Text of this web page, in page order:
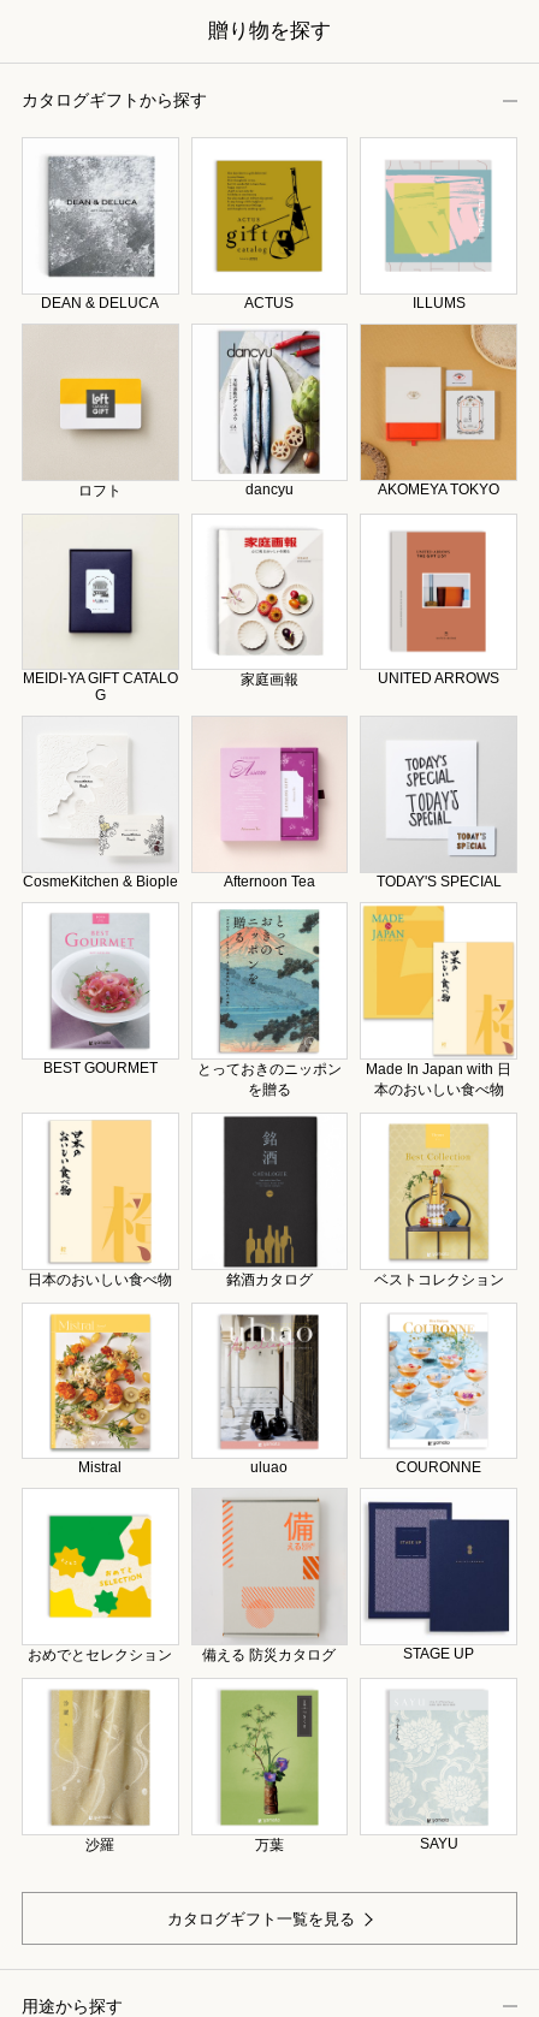
贈り物を探す
カタログギフトから探す
DEAN & DELUCA ACTUS ILLUMS
ロフト dancyu AKOMEYA TOKYO
MEIDI-YA GIFT CATALO
G
家庭画報 UNITED ARROWS
CosmeKitchen & Biople Afternoon Tea TODAY'S SPECIAL
BEST GOURMET
とっておきのニッポン
を贈る
Made In Japan with 日
本のおいしい食べ物
日本のおいしい食べ物 銘酒カタログ ベストコレクション
Mistral uluao COURONNE
おめでとセレクション 備える 防災カタログ STAGE UP
沙羅 万葉 SAYU
カタログギフト一覧を見る
用途から探す